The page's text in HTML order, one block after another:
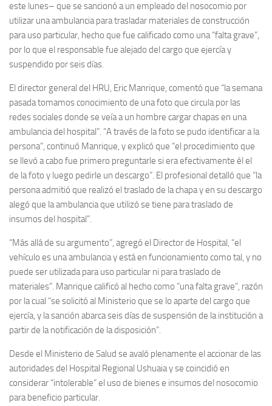
este lunes– que se sancionó a un empleado del nosocomio por
utilizar una ambulancia para trasladar materiales de construcción
para uso particular, hecho que fue calificado como una “falta grave”,
por lo que el responsable fue alejado del cargo que ejercía y
suspendido por seis días.
El director general del HRU, Eric Manrique, comentó que “la semana
pasada tomamos conocimiento de una foto que circula por las
redes sociales donde se veía a un hombre cargar chapas en una
ambulancia del hospital”. “A través de la foto se pudo identificar a la
persona”, continuó Manrique, y explicó que “el procedimiento que
se llevó a cabo fue primero preguntarle si era efectivamente él el
de la foto y luego pedirle un descargo”. El profesional detalló que “la
persona admitió que realizó el traslado de la chapa y en su descargo
alegó que la ambulancia que utilizó se tiene para traslado de
insumos del hospital”.
“Más allá de su argumento”, agregó el Director de Hospital, “el
vehículo es una ambulancia y está en funcionamiento como tal, y no
puede ser utilizada para uso particular ni para traslado de
materiales”. Manrique calificó al hecho como “una falta grave”, razón
por la cual “se solicitó al Ministerio que se lo aparte del cargo que
ejercía, y la sanción abarca seis días de suspensión de la institución a
partir de la notificación de la disposición”.
Desde el Ministerio de Salud se avaló plenamente el accionar de las
autoridades del Hospital Regional Ushuaia y se coincidió en
considerar “intolerable” el uso de bienes e insumos del nosocomio
para beneficio particular.